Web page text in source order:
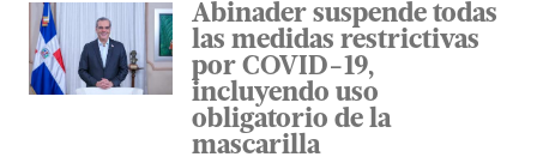
Abinader suspende todas
las medidas restrictivas
por COVID-19,
incluyendo uso
obligatorio de la
mascarilla